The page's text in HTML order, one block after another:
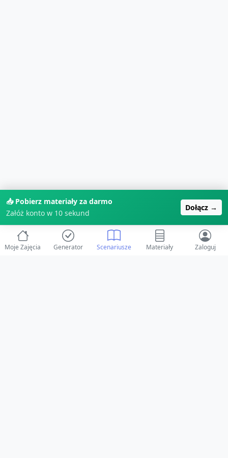
📥 Pobierz materiały za darmo
Załóż konto w 10 sekund
Dołącz →
Moje Zajęcia Generator Scenariusze Materiały Zaloguj